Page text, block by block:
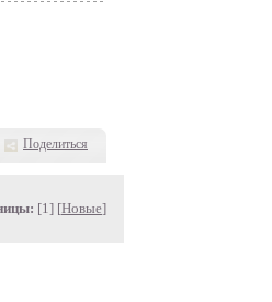
Поделиться
[1] [Новые]